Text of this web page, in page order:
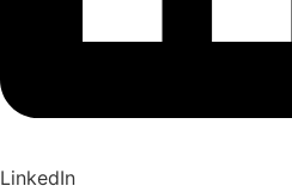
LinkedIn